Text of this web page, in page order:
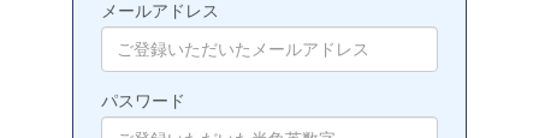
メールアドレス
パスワード